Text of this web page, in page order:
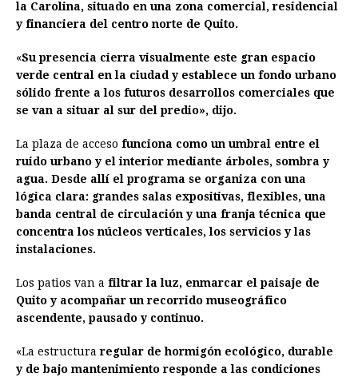
la Carolina, situado en una zona comercial, residencial
y financiera del centro norte de Quito.
«Su presencia cierra visualmente este gran espacio
verde central en la ciudad y establece un fondo urbano
sólido frente a los futuros desarrollos comerciales que
se van a situar al sur del predio», dijo.
La plaza de acceso funciona como un umbral entre el
ruido urbano y el interior mediante árboles, sombra y
agua. Desde allí el programa se organiza con una
lógica clara: grandes salas expositivas, flexibles, una
banda central de circulación y una franja técnica que
concentra los núcleos verticales, los servicios y las
instalaciones.
Los patios van a filtrar la luz, enmarcar el paisaje de
Quito y acompañar un recorrido museográfico
ascendente, pausado y continuo.
«La estructuraregular de hormigón ecológico, durable
y de bajo mantenimiento responde a las condiciones